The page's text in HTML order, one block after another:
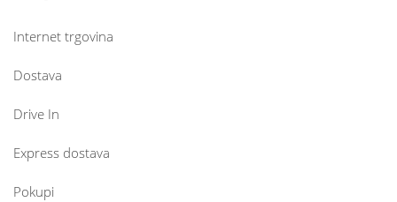
Internet trgovina
Dostava
Drive In
Express dostava
Pokupi